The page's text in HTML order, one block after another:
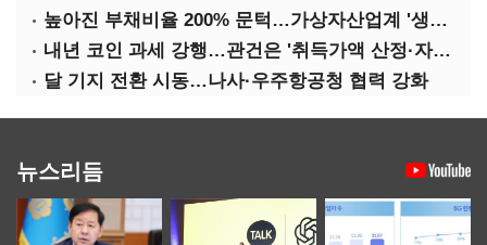
높아진 부채비율 200% 문턱…가상자산업계 '생존 시험대'
내년 코인 과세 강행…관건은 '취득가액 산정·자산 이동'
달 기지 전환 시동…나사·우주항공청 협력 강화
뉴스리듬